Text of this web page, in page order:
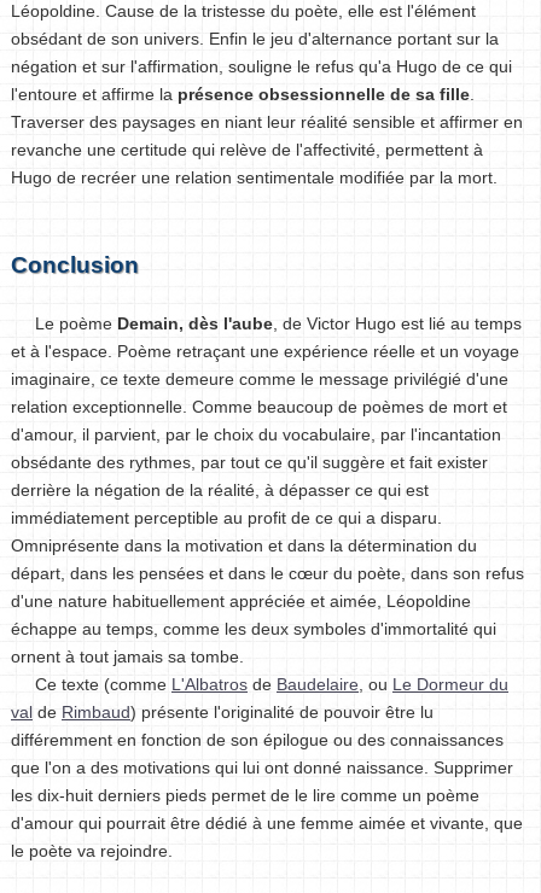
Léopoldine. Cause de la tristesse du poète, elle est l'élément
obsédant de son univers. Enfin le jeu d'alternance portant sur la
négation et sur l'affirmation, souligne le refus qu'a Hugo de ce qui
l'entoure et affirme la présence obsessionnelle de sa fille.
Traverser des paysages en niant leur réalité sensible et affirmer en
revanche une certitude qui relève de l'affectivité, permettent à
Hugo de recréer une relation sentimentale modifiée par la mort.
Conclusion
Le poème Demain, dès l'aube, de Victor Hugo est lié au temps
et à l'espace. Poème retraçant une expérience réelle et un voyage
imaginaire, ce texte demeure comme le message privilégié d'une
relation exceptionnelle. Comme beaucoup de poèmes de mort et
d'amour, il parvient, par le choix du vocabulaire, par l'incantation
obsédante des rythmes, par tout ce qu'il suggère et fait exister
derrière la négation de la réalité, à dépasser ce qui est
immédiatement perceptible au profit de ce qui a disparu.
Omniprésente dans la motivation et dans la détermination du
départ, dans les pensées et dans le cœur du poète, dans son refus
d'une nature habituellement appréciée et aimée, Léopoldine
échappe au temps, comme les deux symboles d'immortalité qui
ornent à tout jamais sa tombe.
Ce texte (comme L'Albatros de Baudelaire, ou Le Dormeur du
val de Rimbaud) présente l'originalité de pouvoir être lu
différemment en fonction de son épilogue ou des connaissances
que l'on a des motivations qui lui ont donné naissance. Supprimer
les dix-huit derniers pieds permet de le lire comme un poème
d'amour qui pourrait être dédié à une femme aimée et vivante, que
le poète va rejoindre.